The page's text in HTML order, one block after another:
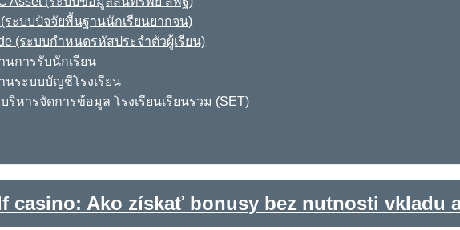
ระบบปัจจัยพื้นฐานนักเรียนยากจน)
(ระบบกำหนดรหัสประจำตัวผู้เรียน)
นการรับนักเรียน
นระบบบัญชีโรงเรียน
ริหารจัดการข้อมูล โรงเรียนเรียนรวม (SET)
casino: Ako získať bonusy bez nutnosti vkladu